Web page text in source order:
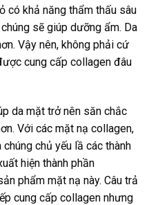
có khả năng thẩm thấu sâu
sẽ giúp dưỡng ẩm. Da
Vậy nên, không phải cứ
cung cấp collagen đâu
da mặt trở nên săn chắc
Với các mặt nạ collagen,
chủ yếu lầ các thành
hiện thành phần
phẩm mặt nạ này. Câu trả
cung cấp collagen nhưng